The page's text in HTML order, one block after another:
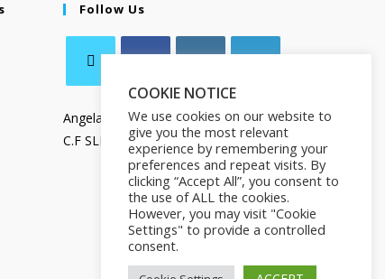
Follow Us
Angela Salamanca
C.F SLMNGL73T41Z133X
COOKIE NOTICE
We use cookies on our website to
give you the most relevant
experience by remembering your
preferences and repeat visits. By
clicking “Accept All”, you consent to
the use of ALL the cookies.
However, you may visit "Cookie
Settings" to provide a controlled
consent.